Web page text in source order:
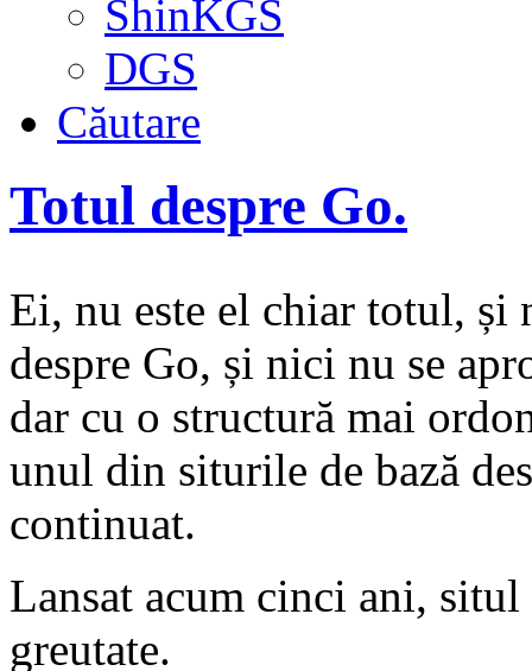
ShinKGS
DGS
Căutare
Totul despre Go.
Ei, nu este el chiar totul, și
despre Go, și nici nu se
dar cu o structură mai
unul din siturile de bază
continuat.
Lansat acum cinci ani,
greutate.